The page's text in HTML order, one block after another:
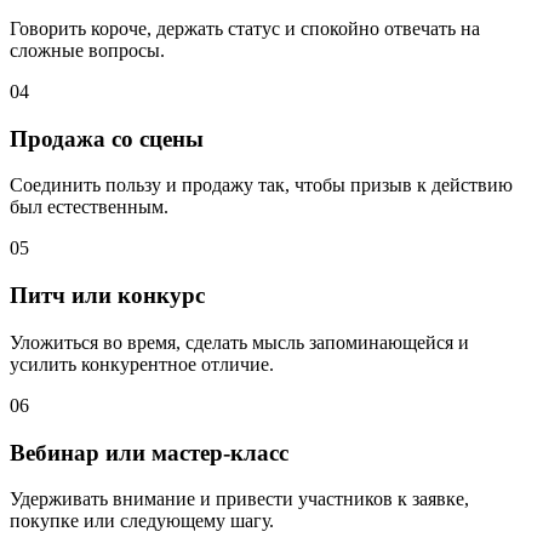
Говорить короче, держать статус и спокойно отвечать на
сложные вопросы.
04
Продажа со сцены
Соединить пользу и продажу так, чтобы призыв к действию
был естественным.
05
Питч или конкурс
Уложиться во время, сделать мысль запоминающейся и
усилить конкурентное отличие.
06
Вебинар или мастер-класс
Удерживать внимание и привести участников к заявке,
покупке или следующему шагу.